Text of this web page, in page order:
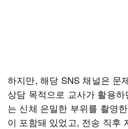
하지만, 해당 SNS 채널은 문
상담 목적으로 교사가 활용
는 신체 은밀한 부위를 촬영
이 포함돼 있었고, 전송 직후